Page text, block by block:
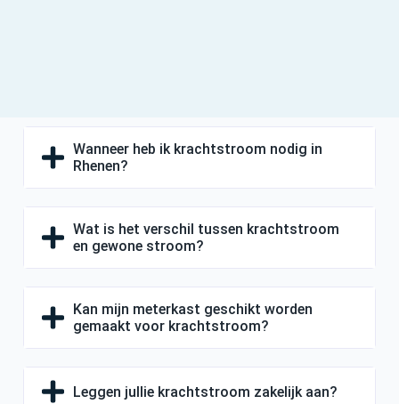
Wanneer heb ik krachtstroom nodig in
Rhenen?
Wat is het verschil tussen krachtstroom
en gewone stroom?
Kan mijn meterkast geschikt worden
gemaakt voor krachtstroom?
Leggen jullie krachtstroom zakelijk aan?